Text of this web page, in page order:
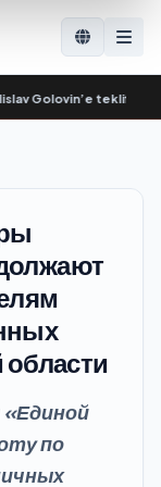
Golovin’e teklifler sundu
области
по